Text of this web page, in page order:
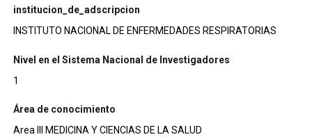
institucion_de_adscripcion
INSTITUTO NACIONAL DE ENFERMEDADES RESPIRATORIAS
Nivel en el Sistema Nacional de Investigadores
1
Área de conocimiento
Area III MEDICINA Y CIENCIAS DE LA SALUD